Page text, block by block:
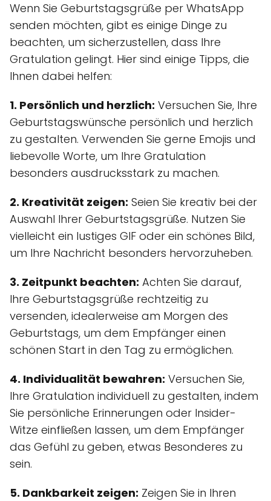
Wenn Sie Geburtstagsgrüße per WhatsApp
senden möchten, gibt es einige Dinge zu
beachten, um sicherzustellen, dass Ihre
Gratulation gelingt. Hier sind einige Tipps, die
Ihnen dabei helfen:
1. Persönlich und herzlich: Versuchen Sie, Ihre
Geburtstagswünsche persönlich und herzlich
zu gestalten. Verwenden Sie gerne Emojis und
liebevolle Worte, um Ihre Gratulation
besonders ausdrucksstark zu machen.
2. Kreativität zeigen: Seien Sie kreativ bei der
Auswahl Ihrer Geburtstagsgrüße. Nutzen Sie
vielleicht ein lustiges GIF oder ein schönes Bild,
um Ihre Nachricht besonders hervorzuheben.
3. Zeitpunkt beachten: Achten Sie darauf,
Ihre Geburtstagsgrüße rechtzeitig zu
versenden, idealerweise am Morgen des
Geburtstags, um dem Empfänger einen
schönen Start in den Tag zu ermöglichen.
4. Individualität bewahren: Versuchen Sie,
Ihre Gratulation individuell zu gestalten, indem
Sie persönliche Erinnerungen oder Insider-
Witze einfließen lassen, um dem Empfänger
das Gefühl zu geben, etwas Besonderes zu
sein.
5. Dankbarkeit zeigen: Zeigen Sie in Ihren